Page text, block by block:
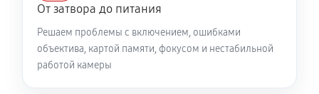
От затвора до питания
Решаем проблемы с включением, ошибками
объектива, картой памяти, фокусом и нестабильной
работой камеры